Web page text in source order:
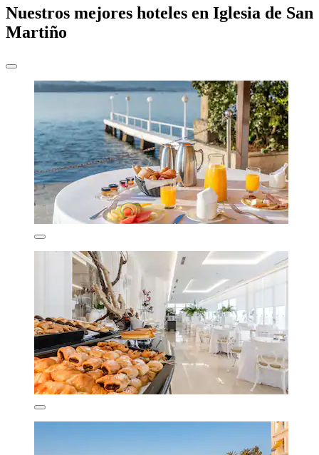
Nuestros mejores hoteles en Iglesia de San
Martiño